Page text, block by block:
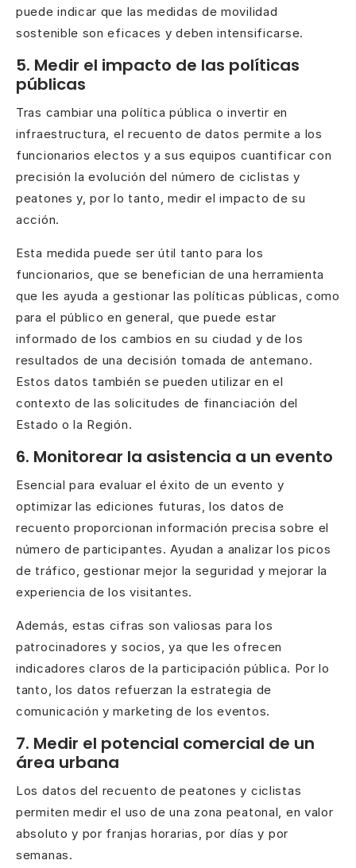
puede indicar que las medidas de movilidad
sostenible son eficaces y deben intensificarse.
5. Medir el impacto de las políticas
públicas
Tras cambiar una política pública o invertir en
infraestructura, el recuento de datos permite a los
funcionarios electos y a sus equipos cuantificar con
precisión la evolución del número de ciclistas y
peatones y, por lo tanto, medir el impacto de su
acción.
Esta medida puede ser útil tanto para los
funcionarios, que se benefician de una herramienta
que les ayuda a gestionar las políticas públicas, como
para el público en general, que puede estar
informado de los cambios en su ciudad y de los
resultados de una decisión tomada de antemano.
Estos datos también se pueden utilizar en el
contexto de las solicitudes de financiación del
Estado o la Región.
6. Monitorear la asistencia a un evento
Esencial para evaluar el éxito de un evento y
optimizar las ediciones futuras, los datos de
recuento proporcionan información precisa sobre el
número de participantes. Ayudan a analizar los picos
de tráfico, gestionar mejor la seguridad y mejorar la
experiencia de los visitantes.
Además, estas cifras son valiosas para los
patrocinadores y socios, ya que les ofrecen
indicadores claros de la participación pública. Por lo
tanto, los datos refuerzan la estrategia de
comunicación y marketing de los eventos.
7. Medir el potencial comercial de un
área urbana
Los datos del recuento de peatones y ciclistas
permiten medir el uso de una zona peatonal, en valor
absoluto y por franjas horarias, por días y por
semanas.